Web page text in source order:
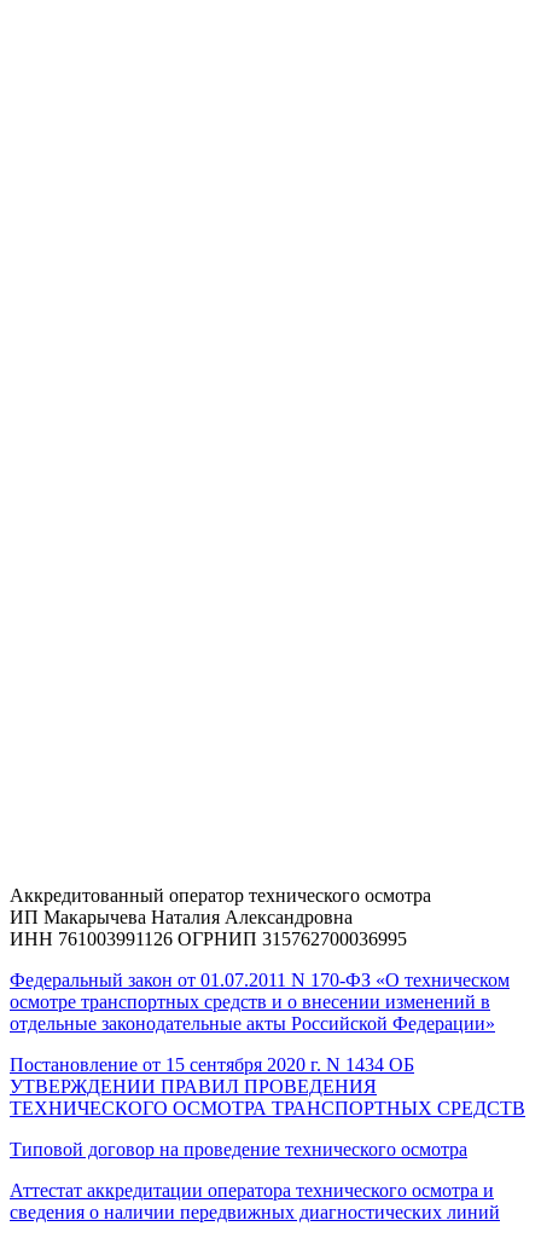
Аккредитованный оператор технического осмотра
ИП Макарычева Наталия Александровна
ИНН 761003991126 ОГРНИП 315762700036995
Федеральный закон от 01.07.2011 N 170-ФЗ «О техническом
осмотре транспортных средств и о внесении изменений в
отдельные законодательные акты Российской Федерации»
Постановление от 15 сентября 2020 г. N 1434 ОБ
УТВЕРЖДЕНИИ ПРАВИЛ ПРОВЕДЕНИЯ
ТЕХНИЧЕСКОГО ОСМОТРА ТРАНСПОРТНЫХ СРЕДСТВ
Типовой договор на проведение технического осмотра
Аттестат аккредитации оператора технического осмотра и
сведения о наличии передвижных диагностических линий